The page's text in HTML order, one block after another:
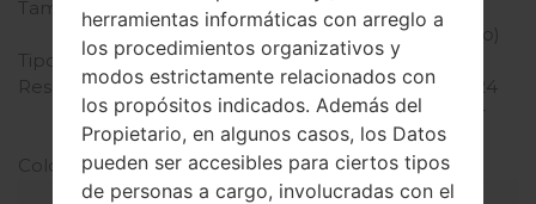
Tamaño de la pantalla
5.2 pulgadas (~68.7%
relación pantalla-cuerpo)
Tipo de Pantalla
IPS LCD
Resolución de Pantalla
1080 x 1920 píxeles (~424
densidad de píxeles por
pulgada)
Colores de pantalla
16M colores
Batería y Teclado
herramientas informáticas con arreglo a
los procedimientos organizativos y
modos estrictamente relacionados con
los propósitos indicados. Además del
Propietario, en algunos casos, los Datos
pueden ser accesibles para ciertos tipos
de personas a cargo, involucradas con el